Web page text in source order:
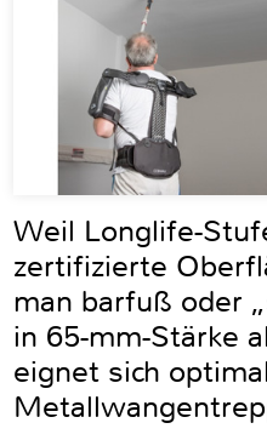
Weil Longlife-
zertifizierte
man barfuß oder
in 65-mm-Stärke
eignet sich